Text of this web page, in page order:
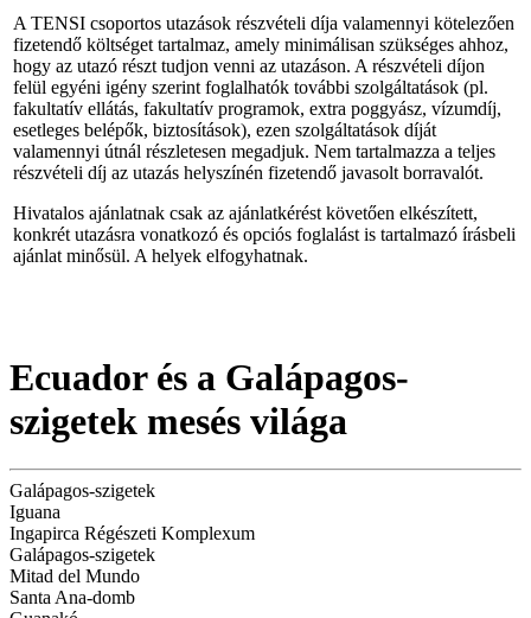
A TENSI csoportos utazások részvételi díja valamennyi kötelezően
fizetendő költséget tartalmaz, amely minimálisan szükséges ahhoz,
hogy az utazó részt tudjon venni az utazáson. A részvételi díjon
felül egyéni igény szerint foglalhatók további szolgáltatások (pl.
fakultatív ellátás, fakultatív programok, extra poggyász, vízumdíj,
esetleges belépők, biztosítások), ezen szolgáltatások díját
valamennyi útnál részletesen megadjuk. Nem tartalmazza a teljes
részvételi díj az utazás helyszínén fizetendő javasolt borravalót.
Hivatalos ajánlatnak csak az ajánlatkérést követően elkészített,
konkrét utazásra vonatkozó és opciós foglalást is tartalmazó írásbeli
ajánlat minősül. A helyek elfogyhatnak.
Ecuador és a Galápagos-
szigetek mesés világa
Galápagos-szigetek
Iguana
Ingapirca Régészeti Komplexum
Galápagos-szigetek
Mitad del Mundo
Santa Ana-domb